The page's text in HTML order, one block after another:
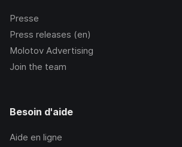
Presse
Press releases (en)
Molotov Advertising
Join the team
Besoin d'aide
Aide en ligne